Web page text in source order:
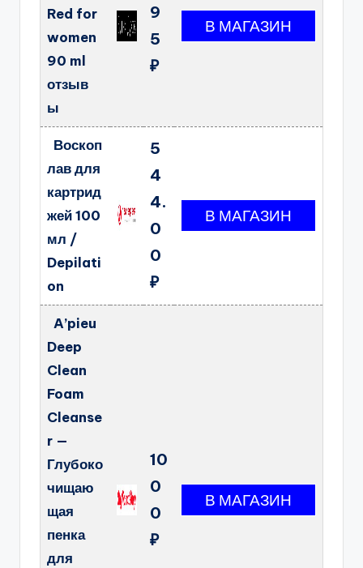
Red for
women
90 ml
отзыв
ы
9
5
₽
Воскоп
лав для
картрид
жей 100
мл /
Depilati
on
5
4
4.
0
0
₽
A’pieu
Deep
Clean
Foam
Cleanse
r —
Глубоко
чищаю
щая
пенка
для
10
0
0
₽